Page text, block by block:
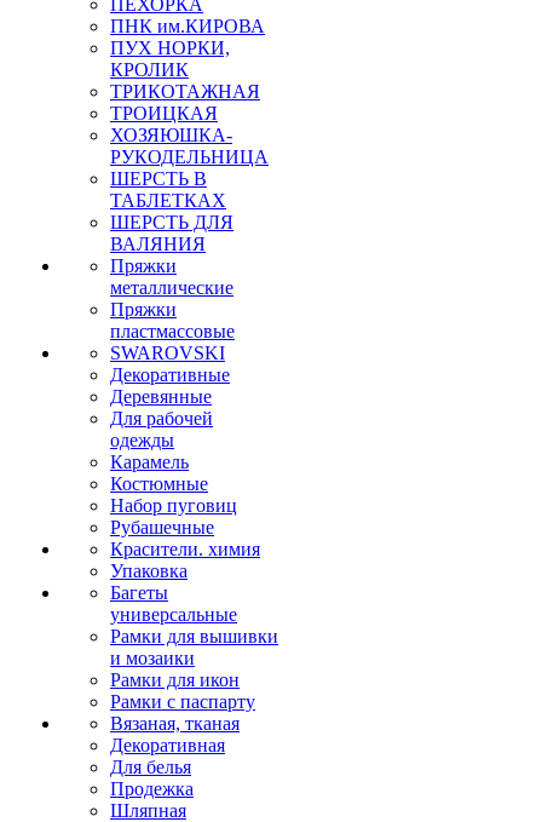
ПЕХОРКА
ПНК им.КИРОВА
ПУХ НОРКИ,
КРОЛИК
ТРИКОТАЖНАЯ
ТРОИЦКАЯ
ХОЗЯЮШКА-
РУКОДЕЛЬНИЦА
ШЕРСТЬ В
ТАБЛЕТКАХ
ШЕРСТЬ ДЛЯ
ВАЛЯНИЯ
Пряжки
металлические
Пряжки
пластмассовые
SWAROVSKI
Декоративные
Деревянные
Для рабочей
одежды
Карамель
Костюмные
Набор пуговиц
Рубашечные
Красители. химия
Упаковка
Багеты
универсальные
Рамки для вышивки
и мозаики
Рамки для икон
Рамки с паспарту
Вязаная, тканая
Декоративная
Для белья
Продежка
Шляпная